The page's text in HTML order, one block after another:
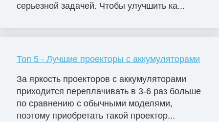
серьезной задачей. Чтобы улучшить ка...
Топ 5 - Лучшие проекторы с аккумуляторами
За яркость проекторов с аккумуляторами
приходится переплачивать в 3-6 раз больше
по сравнению с обычными моделями,
поэтому приобретать такой проектор...